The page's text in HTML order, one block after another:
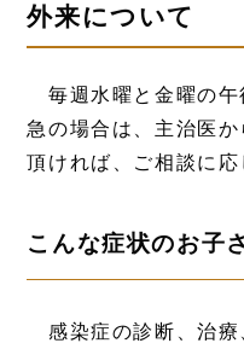
外来について
毎週水曜と金曜の午
急の場合は、主治医
頂ければ、ご相談に応
こんな症状のお子
感染症の診断、治療